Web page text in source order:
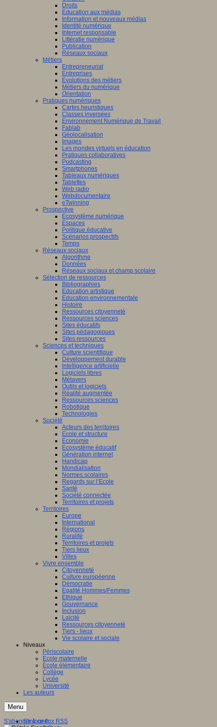
Droits
Education aux médias
Information et nouveaux médias
Identité numérique
Internet responsable
Littératie numérique
Publication
Réseaux sociaux
Métiers
Entrepreneuriat
Entreprises
Evolutions des métiers
Métiers du numérique
Orientation
Pratiques numériques
Cartes heuristiques
Classes inversées
Environnement Numérique de Travail
Fablab
Géolocalisation
Images
Les mondes virtuels en éducation
Pratiques collaboratives
Podcasting
Smartphones
Tableaux numériques
Tablettes
Web radio
Webdocumentaire
eTwinning
Prospective
Ecosystème numérique
Espaces
Politique éducative
Scénarios prospectifs
Temps
Réseaux sociaux
Algorithme
Données
Réseaux sociaux et champ scolaire
Sélection de ressources
Bibliographies
Education artistique
Education environnementale
Histoire
Ressources citoyenneté
Ressources sciences
Sites éducatifs
Sites pédagogiques
Sites ressources
Sciences et techniques
Culture scientifique
Développement durable
Intelligence artificielle
Logiciels libres
Métavers
Outils et logiciels
Réalité augmentée
Ressources sciences
Robotique
Technologies
Société
Acteurs des territoires
Ecole et structure
Economie
Ecosystème éducatif
Génération internet
Handicap
Mondialisation
Normes scolaires
Regards sur l’Ecole
Santé
Société connectée
Territoires et projets
Territoires
Europe
International
Régions
Ruralité
Territoires et projets
Tiers lieux
Villes
Vivre ensemble
Citoyenneté
Culture européenne
Démocratie
Egalité Hommes/Femmes
Ethique
Gouvernance
Inclusion
Laïcité
Ressources citoyenneté
Tiers - lieux
Vie scolaire et sociale
Niveaux
Périscolaire
Ecole maternelle
Ecole élémentaire
Collège
Lycée
Université
Les auteurs
Menu
S'informer
S'abonner à ce flux RSS